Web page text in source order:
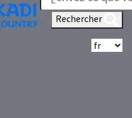
Rechercher